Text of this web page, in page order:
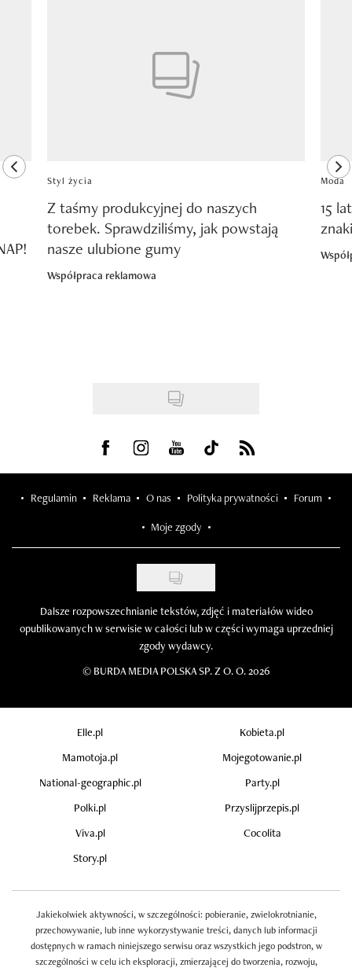
previous element
Styl życia
Z taśmy produkcyjnej do naszych
torebek. Sprawdziliśmy, jak powstają
nasze ulubione gumy
Współpraca reklamowa
Moda
15
Visit us on Facebook
Visit us on Instagram
Visit us on Youtube
Visit us on Tiktok
Visit us on Rss
Regulamin Reklama O nas Polityka prywatności Forum
Moje zgody
Dalsze rozpowszechnianie tekstów, zdjęć i materiałów wideo
opublikowanych w serwisie w całości lub w części wymaga uprzedniej
zgody wydawcy.
© BURDA MEDIA POLSKA SP. Z O. O. 2026
Elle.pl
Kobieta.pl
Mamotoja.pl
Mojegotowanie.pl
National-geographic.pl
Party.pl
Polki.pl
Przyslijprzepis.pl
Viva.pl
Cocolita
Story.pl
Jakiekolwiek aktywności, w szczególności: pobieranie, zwielokrotnianie,
przechowywanie, lub inne wykorzystywanie treści, danych lub informacji
dostępnych w ramach niniejszego serwisu oraz wszystkich jego podstron, w
szczególności w celu ich eksploracji, zmierzającej do tworzenia, rozwoju,